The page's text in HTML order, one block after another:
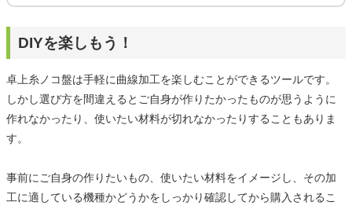
DIYを楽しもう！
卓上糸ノコ盤は手軽に曲線加工を楽しむことができるツールです。
しかし選び方を間違えるとご自身が作りたかったものが思うように
作れなかったり、使いたい材料が切れなかったりすることもありま
す。
事前にご自身の作りたいもの、使いたい材料をイメージし、その加
工に適している機種かどうかをしっかり確認してから購入されるこ